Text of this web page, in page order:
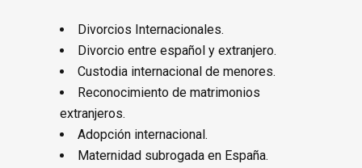
Divorcios Internacionales.
Divorcio entre español y extranjero.
Custodia internacional de menores.
Reconocimiento de matrimonios
extranjeros.
Adopción internacional.
Maternidad subrogada en España.